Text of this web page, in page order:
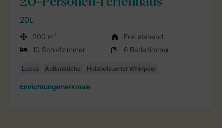
20-Personen-Ferienhaus
20L
200 m²
Frei stehend
10 Schlafzimmer
6 Badezimmer
Einrichtungsmerkmale